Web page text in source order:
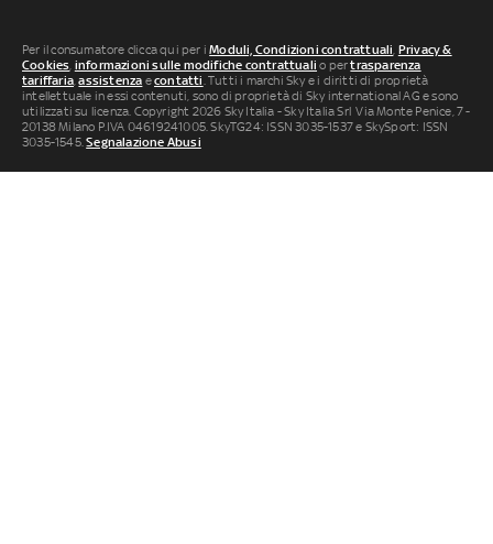
Per il consumatore clicca qui per iModuli, Condizioni contrattuali, Privacy &
Cookies, informazioni sulle modifiche contrattuali o pertrasparenza
tariffaria,assistenza econtatti. Tutti i marchi Sky e i diritti di proprietà
intellettuale in essi contenuti, sono di proprietà di Sky international AG e sono
utilizzati su licenza. Copyright 2026 Sky Italia - Sky Italia Srl Via Monte Penice, 7 -
20138 Milano P.IVA 04619241005. SkyTG24: ISSN 3035-1537 e SkySport: ISSN
3035-1545.Segnalazione Abusi